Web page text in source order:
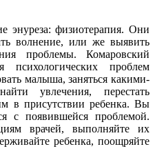
энуреза: физиотерапия. Они
волнение, или же выявить
проблемы. Комаровский
психологических проблем
малыша, заняться какими-
увлечения, перестать
в присутствии ребенка. Вы
с появившейся проблемой.
врачей, выполняйте их
ребенка, поощряйте